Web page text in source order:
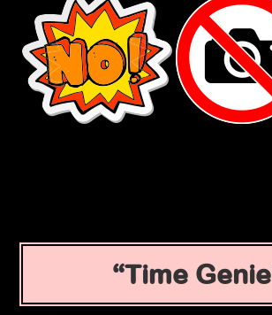
Time Genie